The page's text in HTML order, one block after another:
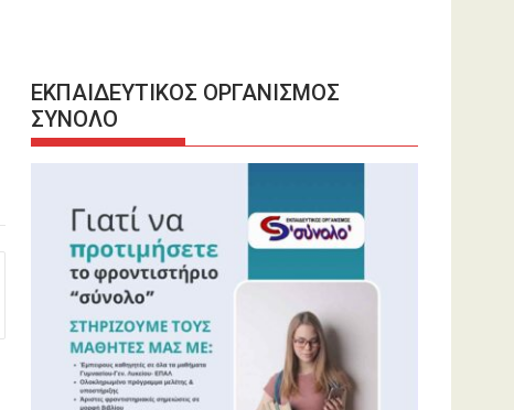
ΕΚΠΑΙΔΕΥΤΙΚΟΣ ΟΡΓΑΝΙΣΜΟΣ
ΣΥΝΟΛΟ